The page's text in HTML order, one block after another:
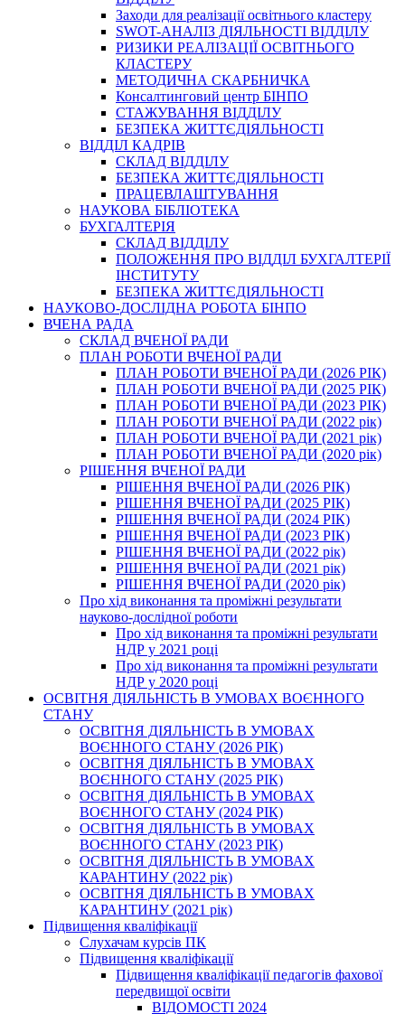
Заходи для реалізації освітнього кластеру
SWOT-АНАЛІЗ ДІЯЛЬНОСТІ ВІДДІЛУ
РИЗИКИ РЕАЛІЗАЦІЇ ОСВІТНЬОГО
КЛАСТЕРУ
МЕТОДИЧНА СКАРБНИЧКА
Консалтинговий центр БІНПО
СТАЖУВАННЯ ВІДДІЛУ
БЕЗПЕКА ЖИТТЄДІЯЛЬНОСТІ
ВІДДІЛ КАДРІВ
СКЛАД ВІДДІЛУ
БЕЗПЕКА ЖИТТЄДІЯЛЬНОСТІ
ПРАЦЕВЛАШТУВАННЯ
НАУКОВА БІБЛІОТЕКА
БУХГАЛТЕРІЯ
СКЛАД ВІДДІЛУ
ПОЛОЖЕННЯ ПРО ВІДДІЛ БУХГАЛТЕРІЇ
ІНСТИТУТУ
БЕЗПЕКА ЖИТТЄДІЯЛЬНОСТІ
НАУКОВО-ДОСЛІДНА РОБОТА БІНПО
ВЧЕНА РАДА
СКЛАД ВЧЕНОЇ РАДИ
ПЛАН РОБОТИ ВЧЕНОЇ РАДИ
ПЛАН РОБОТИ ВЧЕНОЇ РАДИ (2026 РІК)
ПЛАН РОБОТИ ВЧЕНОЇ РАДИ (2025 РІК)
ПЛАН РОБОТИ ВЧЕНОЇ РАДИ (2023 РІК)
ПЛАН РОБОТИ ВЧЕНОЇ РАДИ (2022 рік)
ПЛАН РОБОТИ ВЧЕНОЇ РАДИ (2021 рік)
ПЛАН РОБОТИ ВЧЕНОЇ РАДИ (2020 рік)
РІШЕННЯ ВЧЕНОЇ РАДИ
РІШЕННЯ ВЧЕНОЇ РАДИ (2026 РІК)
РІШЕННЯ ВЧЕНОЇ РАДИ (2025 РІК)
РІШЕННЯ ВЧЕНОЇ РАДИ (2024 РІК)
РІШЕННЯ ВЧЕНОЇ РАДИ (2023 РІК)
РІШЕННЯ ВЧЕНОЇ РАДИ (2022 рік)
РІШЕННЯ ВЧЕНОЇ РАДИ (2021 рік)
РІШЕННЯ ВЧЕНОЇ РАДИ (2020 рік)
Про хід виконання та проміжні результати
науково-дослідної роботи
Про хід виконання та проміжні результати
НДР у 2021 році
Про хід виконання та проміжні результати
НДР у 2020 році
ОСВІТНЯ ДІЯЛЬНІСТЬ В УМОВАХ ВОЄННОГО
СТАНУ
ОСВІТНЯ ДІЯЛЬНІСТЬ В УМОВАХ
ВОЄННОГО СТАНУ (2026 РІК)
ОСВІТНЯ ДІЯЛЬНІСТЬ В УМОВАХ
ВОЄННОГО СТАНУ (2025 РІК)
ОСВІТНЯ ДІЯЛЬНІСТЬ В УМОВАХ
ВОЄННОГО СТАНУ (2024 РІК)
ОСВІТНЯ ДІЯЛЬНІСТЬ В УМОВАХ
ВОЄННОГО СТАНУ (2023 РІК)
ОСВІТНЯ ДІЯЛЬНІСТЬ В УМОВАХ
КАРАНТИНУ (2022 рік)
ОСВІТНЯ ДІЯЛЬНІСТЬ В УМОВАХ
КАРАНТИНУ (2021 рік)
Підвищення кваліфікації
Слухачам курсів ПК
Підвищення кваліфікації
Підвищення кваліфікації педагогів фахової
передвищої освіти
ВІДОМОСТІ 2024